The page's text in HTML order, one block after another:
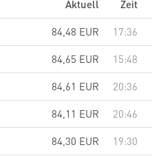
Aktuell
Zeit
84,48 EUR
17:36
84,65 EUR
15:48
84,61 EUR
20:36
84,11 EUR
20:46
84,30 EUR 19:30